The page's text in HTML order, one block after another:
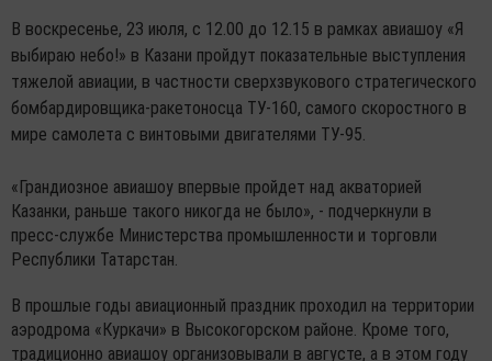
В воскресенье, 23 июля, с 12.00 до 12.15 в рамках авиашоу «Я
выбираю небо!» в Казани пройдут показательные выступления
тяжелой авиации, в частности сверхзвукового стратегического
бомбардировщика-ракетоносца ТУ-160, самого скоростного в
мире самолета с винтовыми двигателями ТУ-95.
«Грандиозное авиашоу впервые пройдет над акваторией
Казанки, раньше такого никогда не было», - подчеркнули в
пресс-службе Министерства промышленности и торговли
Республики Татарстан.
В прошлые годы авиационный праздник проходил на территории
аэродрома «Куркачи» в Высокогорском районе. Кроме того,
традиционно авиашоу организовывали в августе, а в этом году